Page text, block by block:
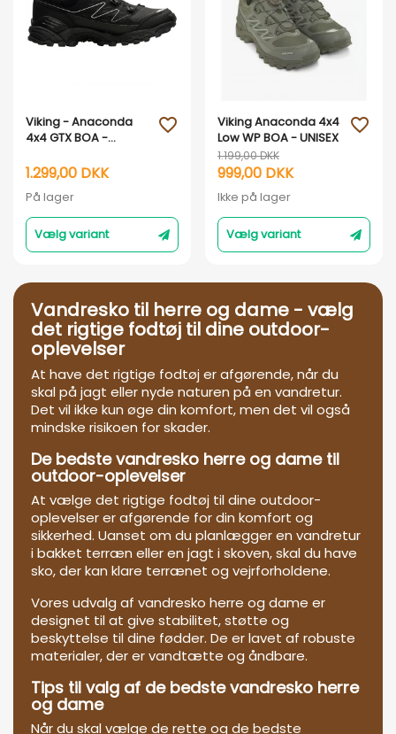
Vis her
Viking - Anaconda
4x4 GTX BOA -
Sort
1.299,00 DKK
På lager
Vælg variant
favorite_outline
Vis her
Viking Anaconda 4x4
Low WP BOA - UNISEX
1.199,00 DKK
999,00 DKK
Ikke på lager
Vælg variant
favorite_outline
Vandresko til herre og dame - vælg
det rigtige fodtøj til dine outdoor-
oplevelser
At have det rigtige fodtøj er afgørende, når du
skal på jagt eller nyde naturen på en vandretur.
Det vil ikke kun øge din komfort, men det vil også
mindske risikoen for skader.
De bedste vandresko herre og dame til
outdoor-oplevelser
At vælge det rigtige fodtøj til dine outdoor-
oplevelser er afgørende for din komfort og
sikkerhed. Uanset om du planlægger en vandretur
i bakket terræn eller en jagt i skoven, skal du have
sko, der kan klare terrænet og vejrforholdene.
Vores udvalg af vandresko herre og dame er
designet til at give stabilitet, støtte og
beskyttelse til dine fødder. De er lavet af robuste
materialer, der er vandtætte og åndbare.
Tips til valg af de bedste vandresko herre
og dame
Når du skal vælge de rette og de bedste